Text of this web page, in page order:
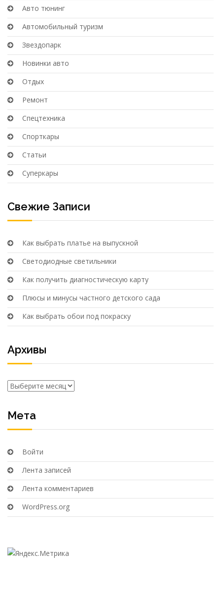
Авто тюнинг
Автомобильный туризм
Звездопарк
Новинки авто
Отдых
Ремонт
Спецтехника
Спорткары
Статьи
Суперкары
Свежие Записи
Как выбрать платье на выпускной
Светодиодные светильники
Как получить диагностическую карту
Плюсы и минусы частного детского сада
Как выбрать обои под покраску
Архивы
Архивы
Мета
Войти
Лента записей
Лента комментариев
WordPress.org